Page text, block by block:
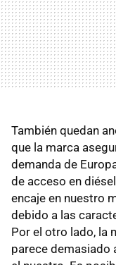
También quedan
que la marca
demanda de
de acceso en
encaje en nuestro
debido a las
Por el otro lado, la
parece demasiado